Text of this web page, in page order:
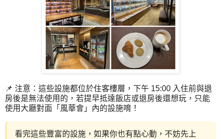
📌 注意：這些設施都位於住客樓層，下午 15:00 入住前與退
房後是無法使用的，若提早抵達飯店或退房後還想玩，只能
使用大廳對面「風華會」內的設施唷！
看完這些豐富的設施，如果你也有點心動，不妨先上